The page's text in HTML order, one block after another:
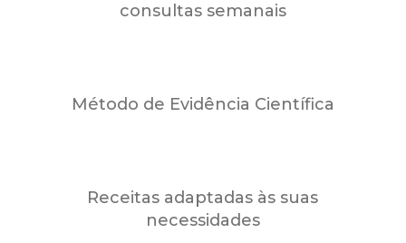
consultas semanais
Método de Evidência Científica
Receitas adaptadas às suas
necessidades